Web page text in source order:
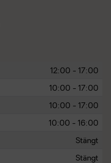
12:00 - 17:00
10:00 - 17:00
10:00 - 17:00
10:00 - 16:00
Stängt
Stängt